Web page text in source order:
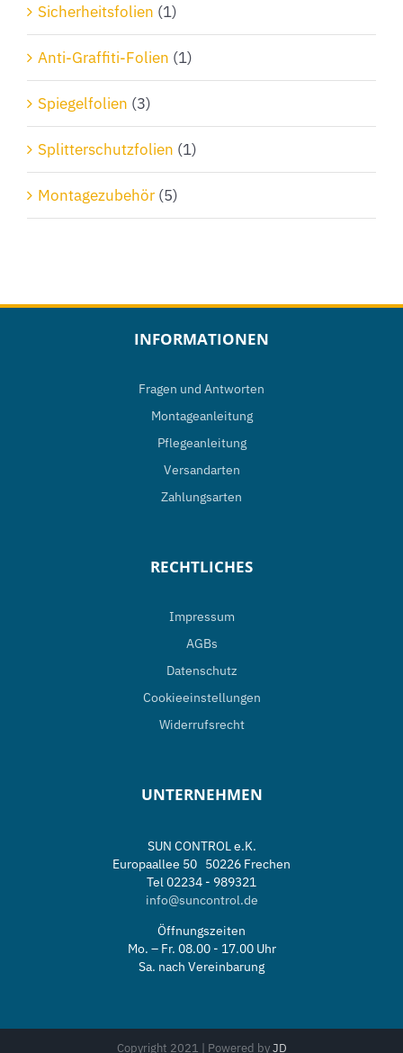
Sicherheitsfolien (1)
Anti-Graffiti-Folien (1)
Spiegelfolien (3)
Splitterschutzfolien (1)
Montagezubehör (5)
INFORMATIONEN
Fragen und Antworten
Montageanleitung
Pflegeanleitung
Versandarten
Zahlungsarten
RECHTLICHES
Impressum
AGBs
Datenschutz
Cookieeinstellungen
Widerrufsrecht
UNTERNEHMEN
SUN CONTROL e.K.
Europaallee 50 50226 Frechen
Tel 02234 - 989321
info@suncontrol.de
Öffnungszeiten
Mo. – Fr. 08.00 - 17.00 Uhr
Sa. nach Vereinbarung
Copyright 2021 | Powered byJD